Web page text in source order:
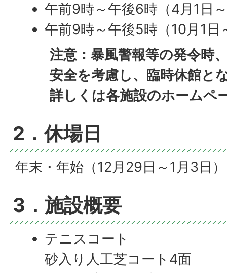
午前9時～午後6時（4月1日
午前9時～午後5時（10月1日
注意：暴風警報等の発令時
安全を考慮し、臨時休館と
詳しくは各施設のホームペ
2．休場日
年末・年始（12月29日～1月3日）
3．施設概要
テニスコート
砂入り人工芝コート4面